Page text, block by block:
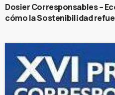
Dosier Corresponsables –
cómo la Sostenibilidad